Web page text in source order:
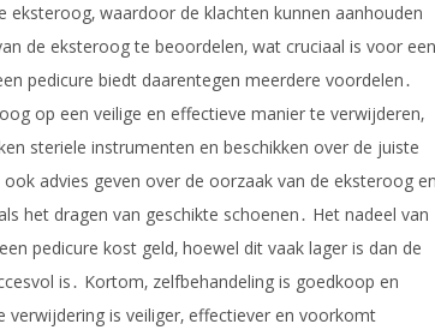
waardoor de klachten kunnen aanhouden
de eksteroog te beoordelen‚ wat cruciaal is voor een
pedicure biedt daarentegen meerdere voordelen․
op een veilige en effectieve manier te verwijderen‚
steriele instrumenten en beschikken over de juiste
advies geven over de oorzaak van de eksteroog
het dragen van geschikte schoenen․ Het nadeel van
pedicure kost geld‚ hoewel dit vaak lager is dan de
is․ Kortom‚ zelfbehandeling is goedkoop en
is veiliger‚ effectiever en voorkomt